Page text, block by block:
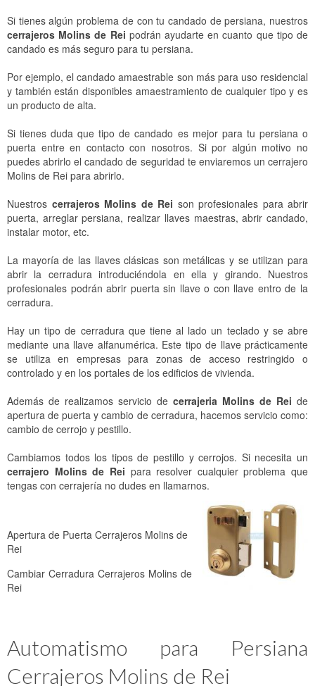
Si tienes algún problema de con tu candado de persiana, nuestros
cerrajeros Molins de Rei podrán ayudarte en cuanto que tipo de
candado es más seguro para tu persiana.
Por ejemplo, el candado amaestrable son más para uso residencial
y también están disponibles amaestramiento de cualquier tipo y es
un producto de alta.
Si tienes duda que tipo de candado es mejor para tu persiana o
puerta entre en contacto con nosotros. Si por algún motivo no
puedes abrirlo el candado de seguridad te enviaremos un cerrajero
Molins de Rei para abrirlo.
Nuestros cerrajeros Molins de Rei son profesionales para abrir
puerta, arreglar persiana, realizar llaves maestras, abrir candado,
instalar motor, etc.
La mayoría de las llaves clásicas son metálicas y se utilizan para
abrir la cerradura introduciéndola en ella y girando. Nuestros
profesionales podrán abrir puerta sin llave o con llave entro de la
cerradura.
Hay un tipo de cerradura que tiene al lado un teclado y se abre
mediante una llave alfanumérica. Este tipo de llave prácticamente
se utiliza en empresas para zonas de acceso restringido o
controlado y en los portales de los edificios de vivienda.
Además de realizamos servicio de cerrajeria Molins de Rei de
apertura de puerta y cambio de cerradura, hacemos servicio como:
cambio de cerrojo y pestillo.
Cambiamos todos los tipos de pestillo y cerrojos. Si necesita un
cerrajero Molins de Rei para resolver cualquier problema que
tengas con cerrajería no dudes en llamarnos.
Apertura de Puerta Cerrajeros Molins de
Rei
Cambiar Cerradura Cerrajeros Molins de
Rei
Automatismo para Persiana
Cerrajeros Molins de Rei